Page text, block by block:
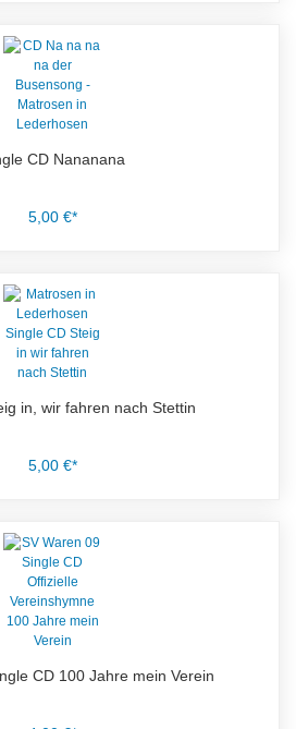
CD Nananana
5,00 €*
in, wir fahren nach Stettin
5,00 €*
CD 100 Jahre mein Verein